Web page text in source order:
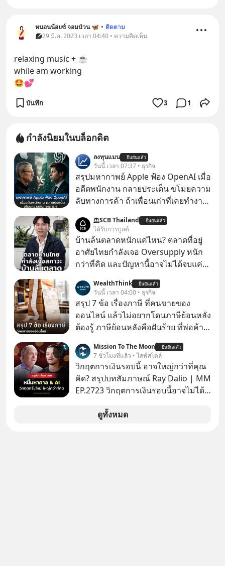
หนอนน้อยซ์ จอมป่วน 🦋 • ติดตาม
29 มี.ค. 2023 เวลา 04:40 • ความคิดเห็น
relaxing music + ☕
while am working
🤩💕
บันทึก 3 1
กำลังนิยมในบล็อกดิต
ลงทุนแมน ยืนยันแล้ว
วันนี้ เวลา 07:37 • ธุรกิจ
สรุปมหากาพย์ Apple ฟ้อง OpenAI เมื่อ
อดีตพนักงาน กลายประเด็น ขโมยความ
ลับทางการค้า ถ้าเพื่อนเก่าที่เคยทำงาน
เก่าที่เขาเคยทำไว้ ตอนยังอยู่บริษัท
เดียวกัน
SCB Thailand ยืนยันแล้ว
ได้รับการบูสต์
บ้านล้นตลาดหนักแค่ไหน? ตลาดที่อยู่
อาศัยไทยกำลังเจอ Oversupply หนัก
กว่าที่คิด และปัญหานี้อาจไม่ได้จบแค่
ล้นตลาด #เศรษฐกิจไทย #EICAround
#SCBThailand สามารถดูคลิปที่
youtube ประกอบได้ที่ link :
https://youtube.com/shorts/-
xU9gYcfVJk?feature=share
WealthThink ยืนยันแล้ว
วันนี้ เวลา 04:00 • ธุรกิจ
สรุป 7 ข้อ เรื่องภาษี ที่คนขายของ
ออนไลน์ แล้วไม่อยากโดนภาษีย้อนหลัง
ต้องรู้ ภาษีย้อนหลังคือฝันร้าย ที่พ่อค้า
Mission To The Moon ยืนยันแล้ว
7 ชั่วโมงที่แล้ว • ไลฟ์สไตล์
วิกฤตการเงินรอบนี้ อาจใหญ่กว่าที่คุณ
คิด? สรุปบทสัมภาษณ์ Ray Dalio | MM
EP.2723 วิกฤตการเงินรอบนี้อาจไม่ได้
Dalio ชายผู้เคยทำนายวิกฤตเศรษฐกิจ
ดูทั้งหมด